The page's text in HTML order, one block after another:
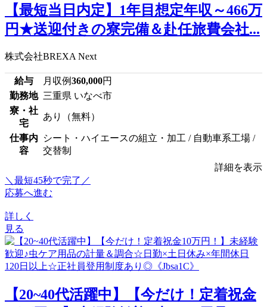
【最短当日内定】1年目想定年収～466万
円★送迎付きの寮完備＆赴任旅費会社...
株式会社BREXA Next
給与 月収例360,000円
勤務地 三重県 いなべ市
寮・社
宅
あり（無料）
仕事内
容
シート・ハイエースの組立・加工 / 自動車系工場 /
交替制
詳細を表示
＼最短45秒で完了／
応募へ進む
詳しく
見る
【20~40代活躍中】【今だけ！定着祝金